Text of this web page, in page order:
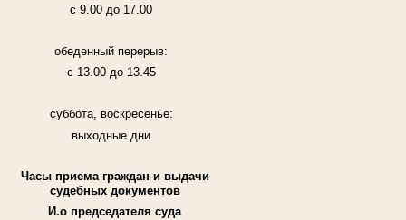
с 9.00 до 17.00
обеденный перерыв:
с 13.00 до 13.45
суббота, воскресенье:
выходные дни
Часы приема граждан и выдачи
судебных документов
И.о председателя суда